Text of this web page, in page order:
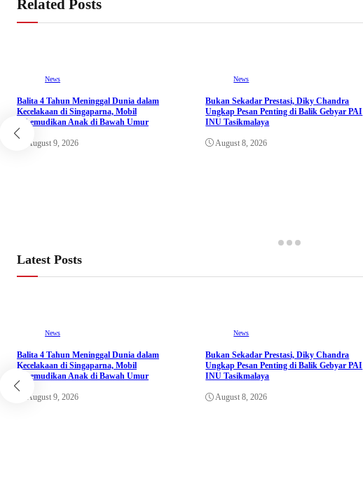
Related Posts
News
Balita 4 Tahun Meninggal Dunia dalam
Kecelakaan di Singaparna, Mobil
Dikemudikan Anak di Bawah Umur
August 9, 2026
News
Bukan Sekadar Prestasi, Diky Chandra
Ungkap Pesan Penting di Balik Gebyar PAI
INU Tasikmalaya
August 8, 2026
Latest Posts
News
Balita 4 Tahun Meninggal Dunia dalam
Kecelakaan di Singaparna, Mobil
Dikemudikan Anak di Bawah Umur
August 9, 2026
News
Bukan Sekadar Prestasi, Diky Chandra
Ungkap Pesan Penting di Balik Gebyar PAI
INU Tasikmalaya
August 8, 2026